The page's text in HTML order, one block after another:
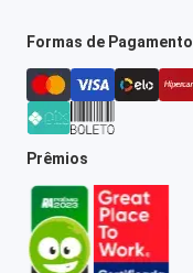
Formas de Pagamento
Prêmios